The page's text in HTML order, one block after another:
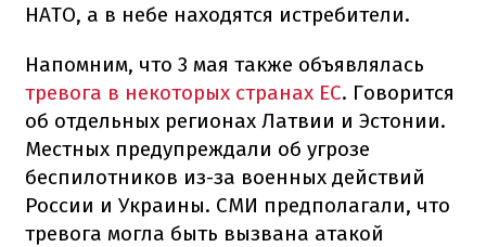
НАТО, а в небе находятся истребители.
Напомним, что 3 мая также объявлялась
тревога в некоторых странах ЕС. Говорится
об отдельных регионах Латвии и Эстонии.
Местных предупреждали об угрозе
беспилотников из-за военных действий
России и Украины. СМИ предполагали, что
тревога могла быть вызвана атакой